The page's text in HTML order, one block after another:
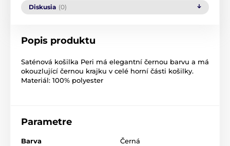
Diskusia (0)
Popis produktu
Saténová košilka Peri má elegantní černou barvu a má
okouzlující černou krajku v celé horní části košilky.
Materiál: 100% polyester
Parametre
Barva Černá